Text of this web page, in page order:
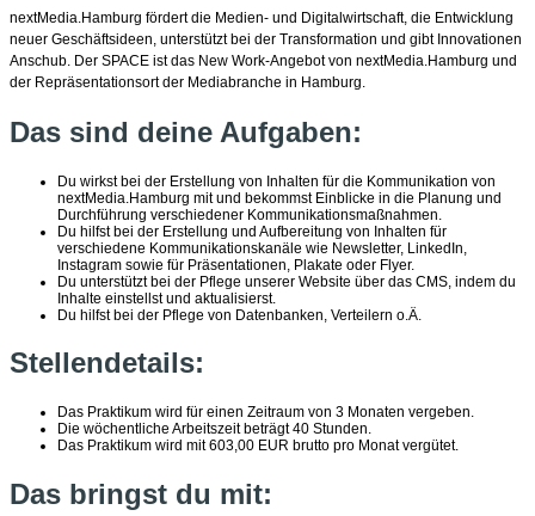
nextMedia.Hamburg fördert die Medien- und Digitalwirtschaft, die Entwicklung
neuer Geschäftsideen, unterstützt bei der Transformation und gibt Innovationen
Anschub. Der SPACE ist das New Work-Angebot von nextMedia.Hamburg und
der Repräsentationsort der Mediabranche in Hamburg.
Das sind deine Aufgaben:
Du wirkst bei der Erstellung von Inhalten für die Kommunikation von
nextMedia.Hamburg mit und bekommst Einblicke in die Planung und
Durchführung verschiedener Kommunikationsmaßnahmen.
Du hilfst bei der Erstellung und Aufbereitung von Inhalten für
verschiedene Kommunikationskanäle wie Newsletter, LinkedIn,
Instagram sowie für Präsentationen, Plakate oder Flyer.
Du unterstützt bei der Pflege unserer Website über das CMS, indem du
Inhalte einstellst und aktualisierst.
Du hilfst bei der Pflege von Datenbanken, Verteilern o.Ä.
Stellendetails:
Das Praktikum wird für einen Zeitraum von 3 Monaten vergeben.
Die wöchentliche Arbeitszeit beträgt 40 Stunden.
Das Praktikum wird mit 603,00 EUR brutto pro Monat vergütet.
Das bringst du mit: